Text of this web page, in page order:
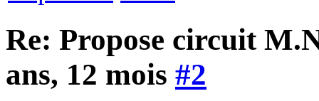
Re: Propose circuit
ans, 12 mois #2